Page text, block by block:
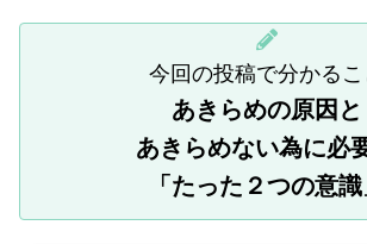
今回の投稿で分かるこ
あきらめの原因と
あきらめない為に必
「たった２つの意識